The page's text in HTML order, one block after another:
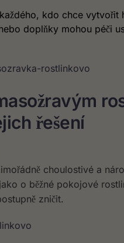
kdo chce
doplňky mohou péči
řešení
choulostivé a
o běžné pokojové
zničit.